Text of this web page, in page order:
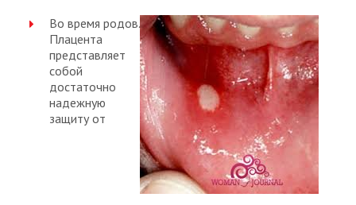
Во время родов.
Плацента
представляет
собой
достаточно
надежную
защиту от